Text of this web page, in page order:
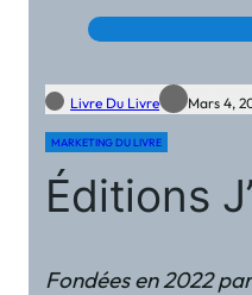
Livre Du Livre Mars 4,
MARKETING DU LIVRE
Éditions
Fondées en 2022